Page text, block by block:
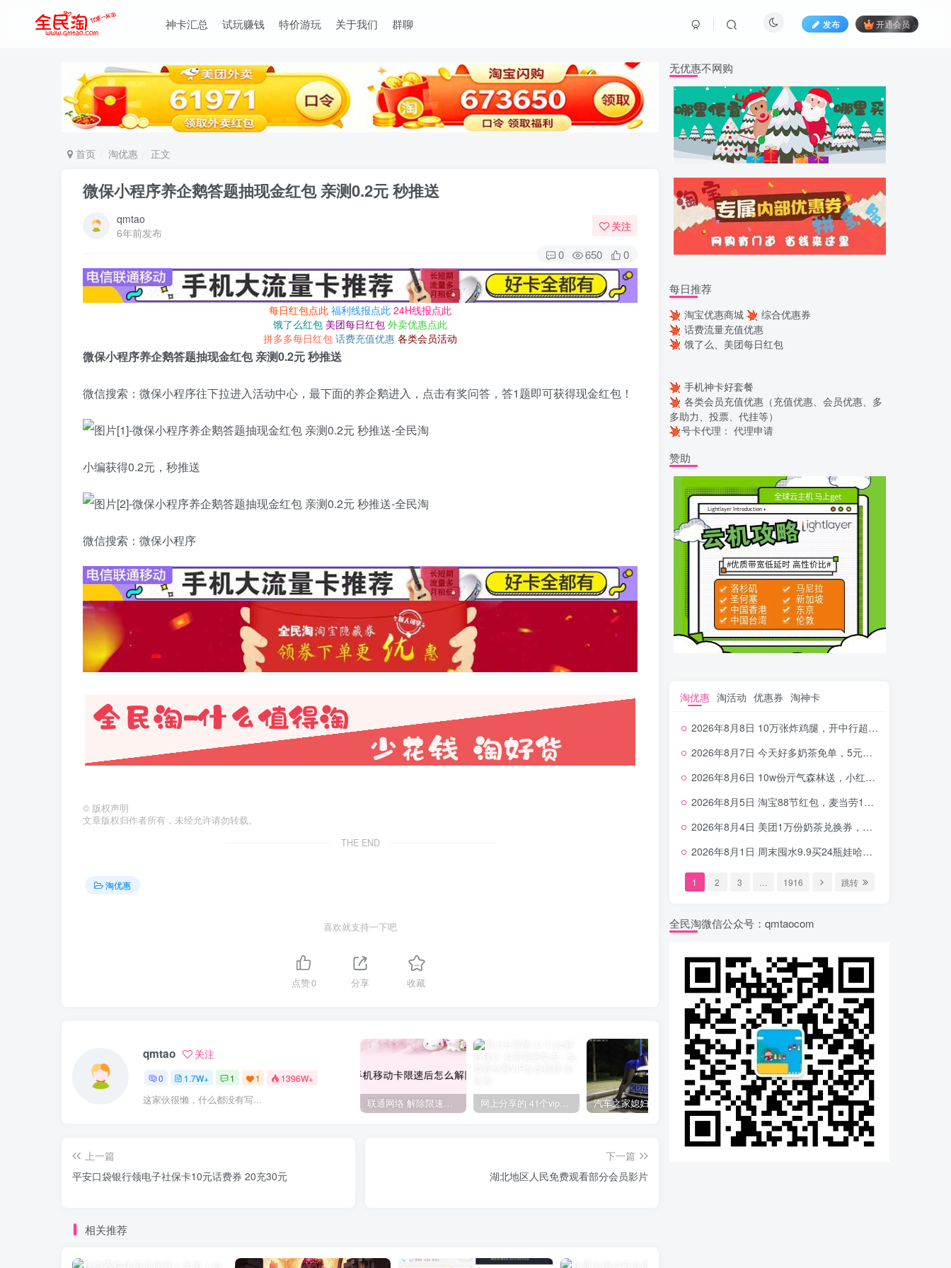
神卡汇总 试玩赚钱 特价游玩 关于我们 群聊 发布 开通会员
首页 淘优惠 正文
微保小程序养企鹅答题抽现金红包 亲测0.2元 秒推送
qmtao
6年前发布
关注
0 650 0
每日红包点此 福利线报点此 24H线报点此
饿了么红包 美团每日红包 外卖优惠点此
拼多多每日红包 话费充值优惠 各类会员活动
微保小程序养企鹅答题抽现金红包 亲测0.2元 秒推送
微信搜索：微保小程序往下拉进入活动中心，最下面的养企鹅进入，点击有奖问答，答1题即可获得现金红包！
小编获得0.2元，秒推送
微信搜索：微保小程序
© 版权声明
文章版权归作者所有，未经允许请勿转载。
THE END
淘优惠
喜欢就支持一下吧
点赞0 分享 收藏
qmtao 关注
0 1.7W+ 1 1 1396W+
这家伙很懒，什么都没有写... 联通网络 解除限速方法参考！畅享、畅玩、老白干等及其它地区自测了 网上分享的 41个vip解析接口 有需要的拿去~ 免费看全网VIP会员视频 汽车之家媳妇当车模，四年大汇总，500多张媳妇图 优惠寄快递最高便宜一半多！白鸽惠递
上一篇
平安口袋银行领电子社保卡10元话费券 20充30元
下一篇
湖北地区人民免费观看部分会员影片
相关推荐
无优惠不网购
每日推荐
淘宝优惠商城
综合优惠券
话费流量充值优惠
饿了么、美团每日红包
手机神卡好套餐
各类会员充值优惠（充值优惠、会员优惠、多
多助力、投票、代挂等）
号卡代理： 代理申请
赞助
淘优惠 淘活动 优惠券 淘神卡
2026年8月8日 10万张炸鸡腿，开中行超给利，美团奶茶0.01，加油券，千问1.8~18.8体验金等
2026年8月7日 今天好多奶茶免单，5元农行省钱卡，京东抢0.01沪上，邮储5.88元等
2026年8月6日 10w份亓气森林送，小红书12元无门槛，中行电费30-10，0元柠檬水+0撸汉堡等
2026年8月5日 淘宝88节红包，麦当劳150万份柠檬水，三万份瑞幸免单，霸王9万份0.01券等
2026年8月4日 美团1万份奶茶兑换券，农行5E卡，中行支付超给利，美团领18个冰激凌，小米每天领2-6元等等
2026年8月1日 周末囤水9.9买24瓶娃哈哈，建行100元京东券，移动5元话费，麦当劳甜筒，交行立减金等
1 2 3 1916 跳转
全民淘微信公众号：qmtaocom